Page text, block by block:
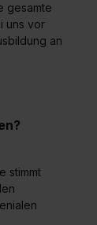
gesamte
uns vor
an
stimmt